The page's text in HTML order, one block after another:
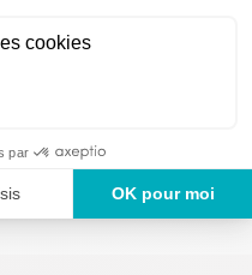
Des produits
ans